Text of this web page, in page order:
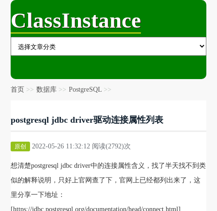
ClassInstance
首页 数据库 PostgreSQL
postgresql jdbc driver驱动连接属性列表
原创 2022-05-26 11:32:12 阅读(2792)次
想清楚postgresql jdbc driver中的连接属性含义，找了半天找不到类
似的解释说明，只好上官网查了下，官网上已经都列出来了，这
里分享一下地址：
[https://jdbc.postgresql.org/documentation/head/connect.html]